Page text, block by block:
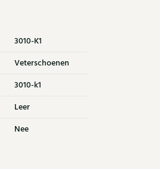
3010-K1
Veterschoenen
3010-k1
Leer
Nee